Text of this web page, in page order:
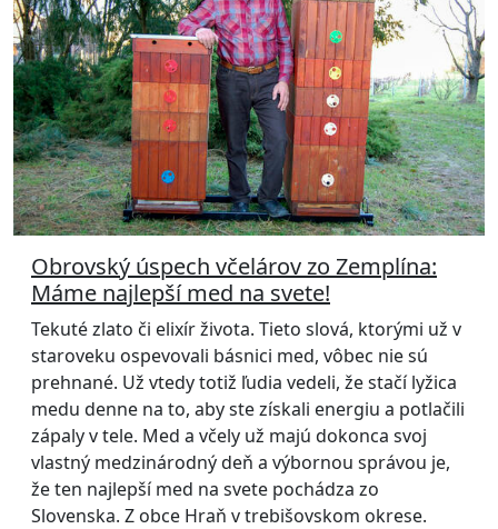
Obrovský úspech včelárov zo Zemplína:
Máme najlepší med na svete!
Tekuté zlato či elixír života. Tieto slová, ktorými už v
staroveku ospevovali básnici med, vôbec nie sú
prehnané. Už vtedy totiž ľudia vedeli, že stačí lyžica
medu denne na to, aby ste získali energiu a potlačili
zápaly v tele. Med a včely už majú dokonca svoj
vlastný medzinárodný deň a výbornou správou je,
že ten najlepší med na svete pochádza zo
Slovenska. Z obce Hraň v trebišovskom okrese.